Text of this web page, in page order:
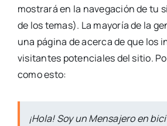
mostrará en la navegación de tu
de los temas). La mayoría de la
una página de acerca de que los
visitantes potenciales del sitio.
como esto:
¡Hola! Soy un Mensajero en